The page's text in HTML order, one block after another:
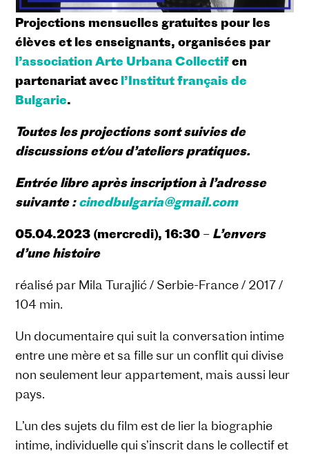
Projections mensuelles gratuites pour les
élèves et les enseignants, organisées par
l’association Arte Urbana Collectifen
partenariat avec l’Institut français de
Bulgarie.
Toutes les projections sont suivies de
discussions et/ou d’ateliers pratiques.
Entrée libre après inscription à l’adresse
suivante :cinedbulgaria@gmail.com
05.04.2023 (mercredi), 16:30 – L’envers
d’une histoire
réalisé par Mila Turajlić / Serbie-France / 2017 /
104 min.
Un documentaire qui suit la conversation intime
entre une mère et sa fille sur un conflit qui divise
non seulement leur appartement, mais aussi leur
pays.
L’un des sujets du film est de lier la biographie
intime, individuelle qui s’inscrit dans le collectif et